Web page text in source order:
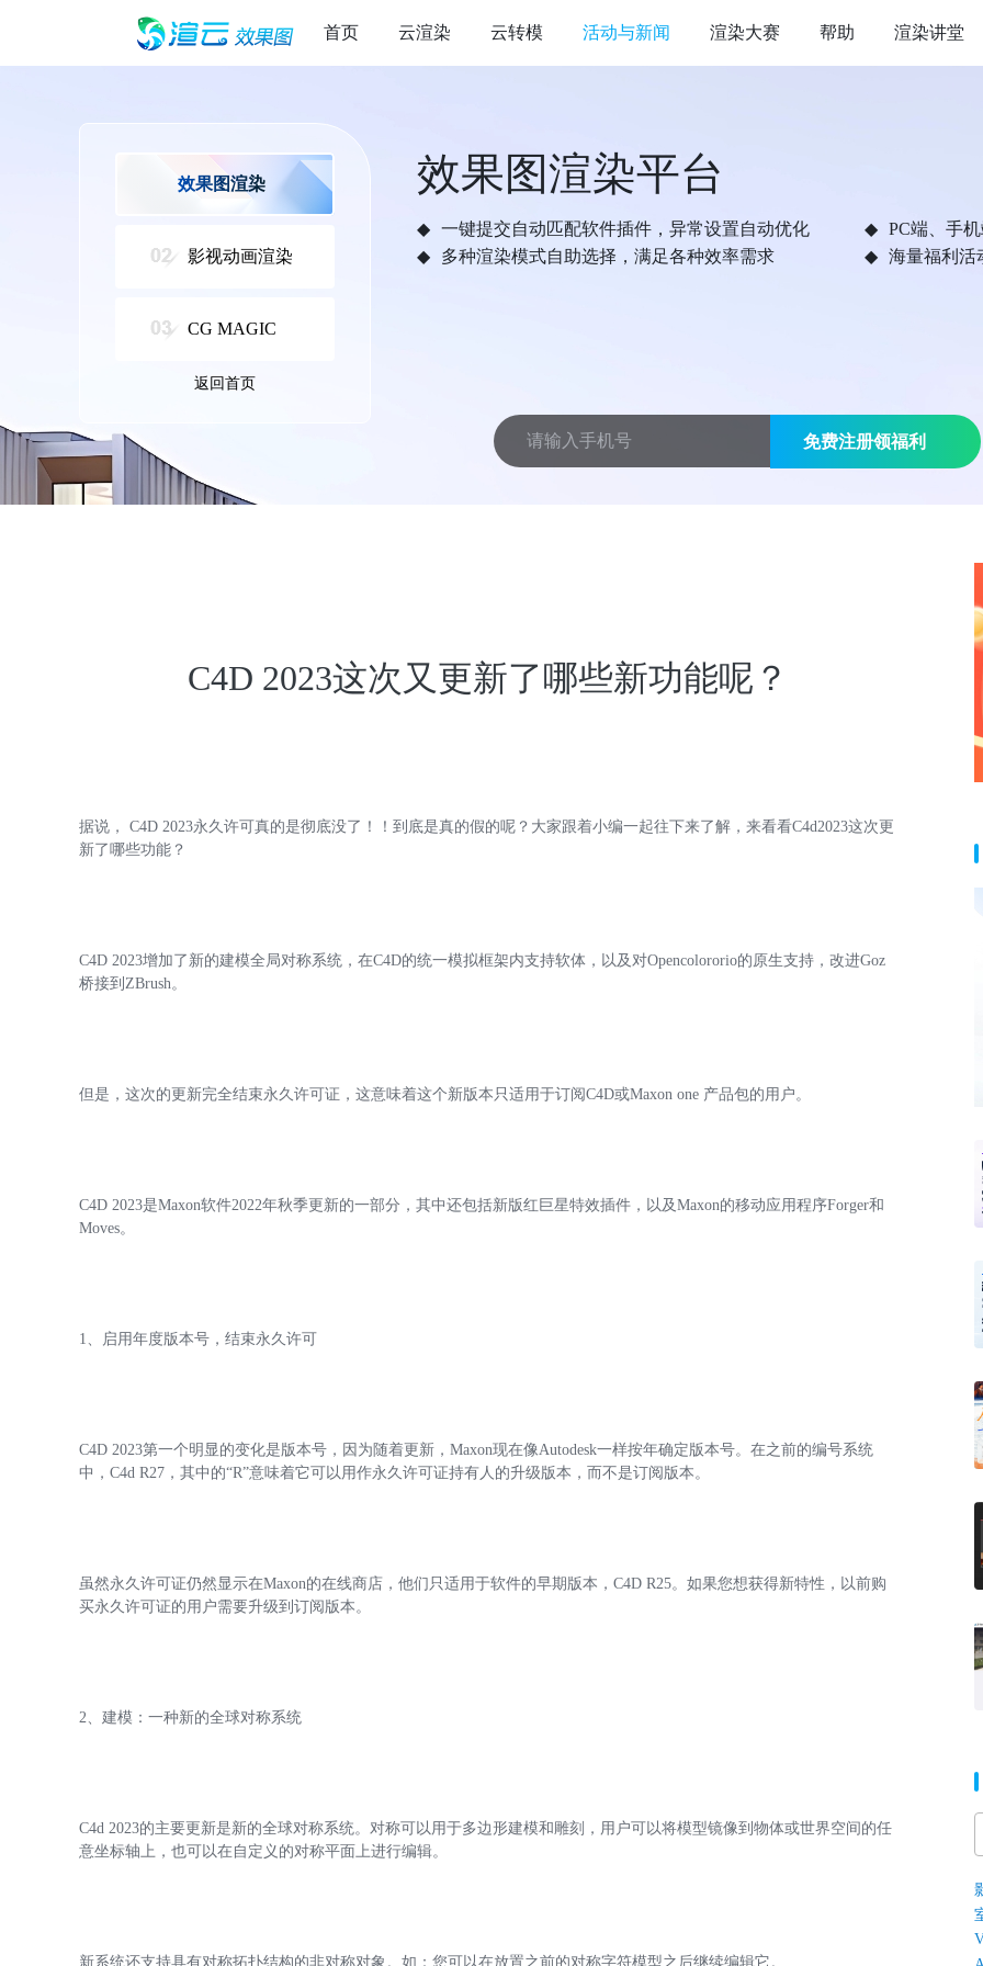
首页 云渲染 云转模 活动与新闻 渲染大赛 帮助 渲染讲堂
效果图渲染
影视动画渲染
CG MAGIC
返回首页
效果图渲染平台
一键提交自动匹配软件插件，异常设置自动优化
PC端、手
多种渲染模式自助选择，满足各种效率需求
海量福利活
免费注册领福利
C4D 2023这次又更新了哪些新功能呢？
据说， C4D 2023永久许可真的是彻底没了！！到底是真的假的呢？大家跟着小编一起往下来了解，来看看C4d2023这次更
新了哪些功能？
C4D 2023增加了新的建模全局对称系统，在C4D的统一模拟框架内支持软体，以及对Opencolororio的原生支持，改进Goz
桥接到ZBrush。
但是，这次的更新完全结束永久许可证，这意味着这个新版本只适用于订阅C4D或Maxon one 产品包的用户。
C4D 2023是Maxon软件2022年秋季更新的一部分，其中还包括新版红巨星特效插件，以及Maxon的移动应用程序Forger和
Moves。
1、启用年度版本号，结束永久许可
C4D 2023第一个明显的变化是版本号，因为随着更新，Maxon现在像Autodesk一样按年确定版本号。在之前的编号系统
中，C4d R27，其中的“R”意味着它可以用作永久许可证持有人的升级版本，而不是订阅版本。
虽然永久许可证仍然显示在Maxon的在线商店，他们只适用于软件的早期版本，C4D R25。如果您想获得新特性，以前购
买永久许可证的用户需要升级到订阅版本。
2、建模：一种新的全球对称系统
C4d 2023的主要更新是新的全球对称系统。对称可以用于多边形建模和雕刻，用户可以将模型镜像到物体或世界空间的任
意坐标轴上，也可以在自定义的对称平面上进行编辑。
新系统还支持具有对称拓扑结构的非对称对象。如：您可以在放置之前的对称字符模型之后继续编辑它。